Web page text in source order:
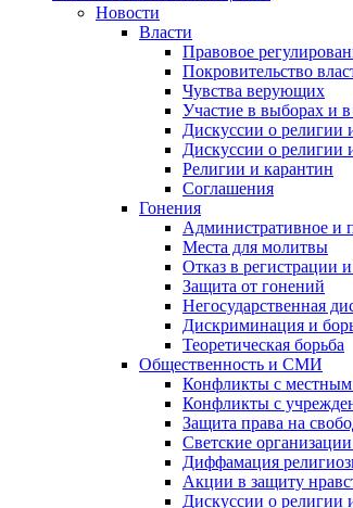
Новости
Власти
Правовое
Покровительство
Чувства верующих
Участие в выборах и
Дискуссии о религии
Дискуссии о религии
Религии и карантин
Соглашения
Гонения
Административное и
Места для молитвы
Отказ в регистрации
Защита от гонений
Негосударственная
Дискриминация и
Теоретическая борьба
Общественность и СМИ
Конфликты с местным
Конфликты с
Защита права на
Светские
Диффамация
Акции в защиту
Дискуссии о религии